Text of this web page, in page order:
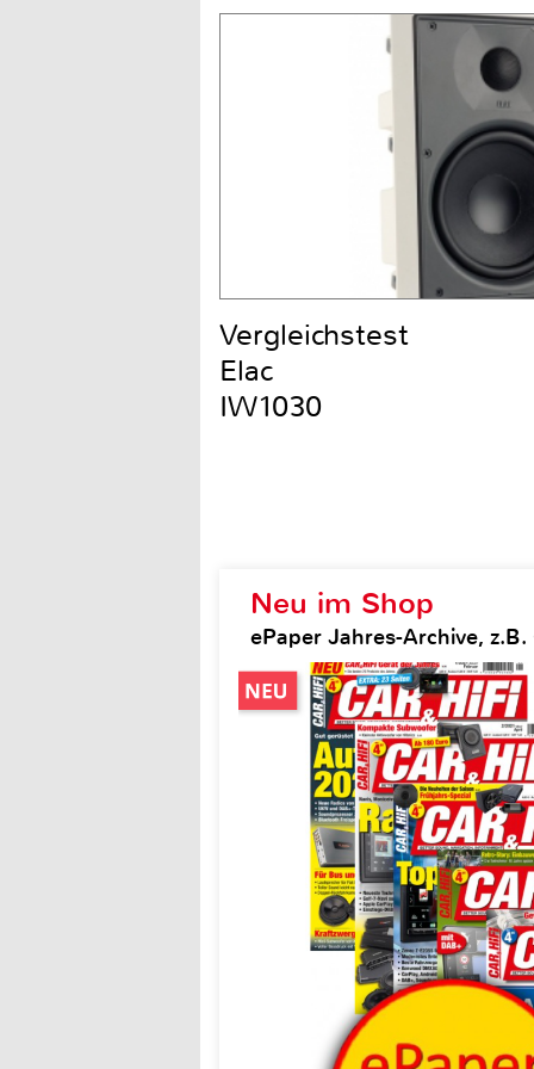
Neu im Shop
ePaper Jahres-Archive,
Vergleichstest
Elac
IW1030